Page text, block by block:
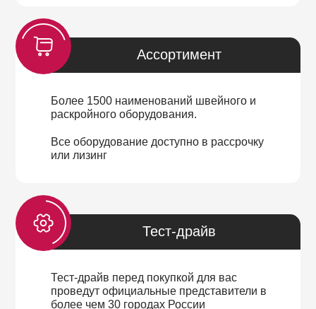
Ассортимент
Более 1500 наименований швейного и
раскройного оборудования.
Все оборудование доступно в рассрочку
или лизинг
Тест-драйв
Тест-драйв перед покупкой для вас
проведут официальные представители в
более чем 30 городах России